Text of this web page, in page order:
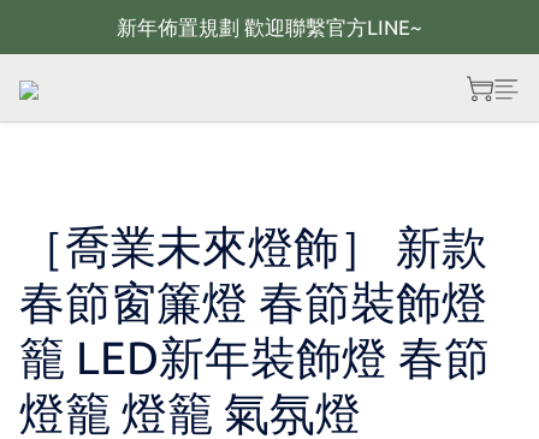
新年佈置規劃 歡迎聯繫官方LINE~
新年佈置規劃 歡迎聯繫官方LINE~
新年燈飾 現貨供應；大量採購 歡迎聯繫官方line
［喬業未來燈飾］ 新款
春節窗簾燈 春節裝飾燈
籠 LED新年裝飾燈 春節
燈籠 燈籠 氣氛燈